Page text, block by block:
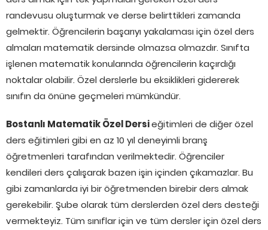
randevusu oluşturmak ve derse belirttikleri zamanda
gelmektir. Öğrencilerin başarıyı yakalaması için özel ders
almaları matematik dersinde olmazsa olmazdır. Sınıfta
işlenen matematik konularında öğrencilerin kaçırdığı
noktalar olabilir. Özel derslerle bu eksiklikleri gidererek
sınıfın da önüne geçmeleri mümkündür.
Bostanlı Matematik Özel Dersieğitimleri de diğer özel
ders eğitimleri gibi en az 10 yıl deneyimli branş
öğretmenleri tarafından verilmektedir. Öğrenciler
kendileri ders çalışarak bazen işin içinden çıkamazlar. Bu
gibi zamanlarda iyi bir öğretmenden birebir ders almak
gerekebilir. Şube olarak tüm derslerden özel ders desteği
vermekteyiz. Tüm sınıflar için ve tüm dersler için özel ders